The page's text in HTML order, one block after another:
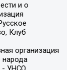
и о
Клуб
организация
народа